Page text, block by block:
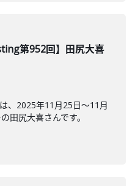
第952回】田尻大喜
、2025年11月25日〜11月
田尻大喜さんです。